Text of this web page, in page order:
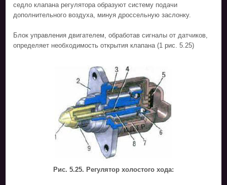
седло клапана регулятора образуют систему подачи
дополнительного воздуха, минуя дроссельную заслонку.
Блок управления двигателем, обработав сигналы от датчиков,
определяет необходимость открытия клапана (1 рис. 5.25)
Рис. 5.25. Регулятор холостого хода: